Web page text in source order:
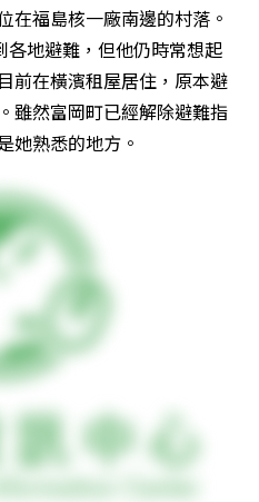
在福島核一廠南邊的村落。
地避難，但他仍時常想起
前在橫濱租屋居住，原本避
雖然富岡町已經解除避難指
她熟悉的地方。